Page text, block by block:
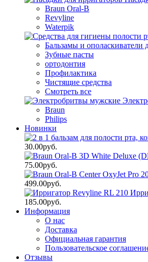
Braun Oral-B
Revyline
Waterpik
Бальзамы и ополаскиватели
Зубные пасты
ортодонтия
Профилактика
Чистящие средства
Смотреть все
Braun
Philips
Новинки
30.00руб.
75.00руб.
499.00руб.
185.00руб.
Информация
О нас
Доставка
Официальная гарантия
Пользовательское
Отзывы